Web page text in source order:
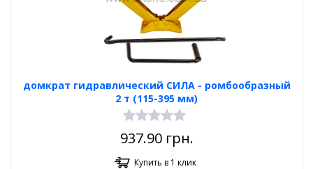
домкрат гидравлический СИЛА - ромбообразный
2 т (115-395 мм)
937.90грн.
Купить в 1 клик